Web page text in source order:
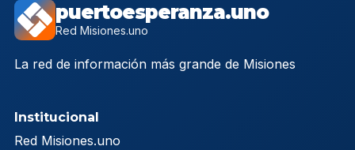
puertoesperanza.uno
Red Misiones.uno
La red de información más grande de Misiones
Institucional
Red Misiones.uno